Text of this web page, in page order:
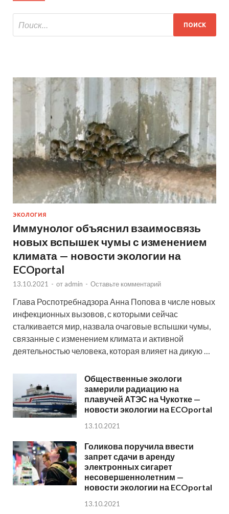
ЭКОЛОГИЯ
Иммунолог объяснил взаимосвязь
новых вспышек чумы с изменением
климата — новости экологии на
ECOportal
13.10.2021 - от admin - Оставьте комментарий
Глава Роспотребнадзора Анна Попова в числе новых
инфекционных вызовов, с которыми сейчас
сталкивается мир, назвала очаговые вспышки чумы,
связанные с изменением климата и активной
деятельностью человека, которая влияет на дикую …
Общественные экологи
замерили радиацию на
плавучей АТЭС на Чукотке —
новости экологии на ECOportal
13.10.2021
Голикова поручила ввести
запрет сдачи в аренду
электронных сигарет
несовершеннолетним —
новости экологии на ECOportal
13.10.2021